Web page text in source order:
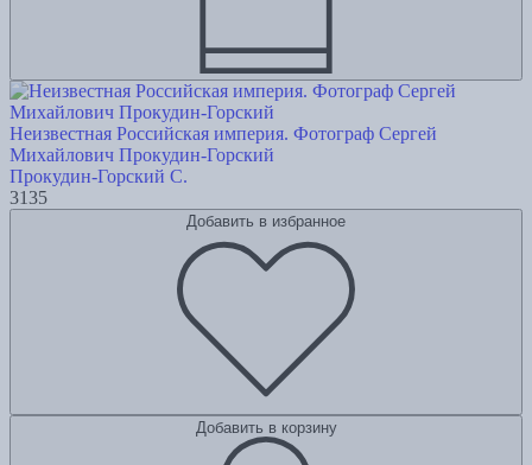
Неизвестная Российская империя. Фотограф Сергей
Михайлович Прокудин-Горский
Прокудин-Горский С.
3135
Добавить в избранное
Добавить в корзину